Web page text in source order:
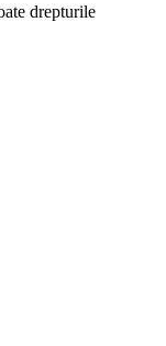
drepturile